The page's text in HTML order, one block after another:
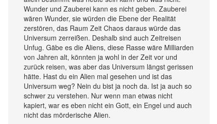
Wunder und Zauberei kann es nicht geben. Zauberei
wären Wunder, sie würden die Ebene der Realität
zerstören, das Raum Zeit Chaos daraus würde das
Universum zerreißen. Deshalb sind auch Zeitreisen
Unfug. Gäbe es die Aliens, diese Rasse wäre Milliarden
von Jahren alt, könnten ja wohl in der Zeit vor und
zurück reisen, was aber das Universum längst gerissen
hätte. Hast du ein Alien mal gesehen und ist das
Universum weg? Nein du bist ja noch da. Ist ja auch so
schwer zu verstehen. Nur wenn man etwas nicht
kapiert, war es eben nicht ein Gott, ein Engel und auch
nicht das mörderische Alien.